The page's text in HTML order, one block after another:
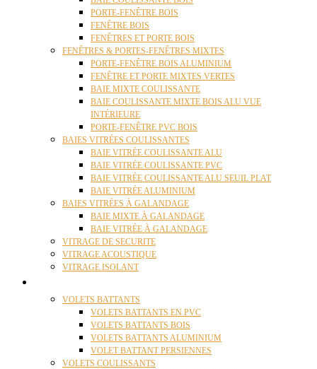
PORTE-FENÊTRE BOIS
FENÊTRE BOIS
FENÊTRES ET PORTE BOIS
FENÊTRES & PORTES-FENÊTRES MIXTES
PORTE-FENÊTRE BOIS ALUMINIUM
FENÊTRE ET PORTE MIXTES VERTES
BAIE MIXTE COULISSANTE
BAIE COULISSANTE MIXTE BOIS ALU VUE
INTÉRIEURE
PORTE-FENÊTRE PVC BOIS
BAIES VITRÉES COULISSANTES
BAIE VITRÉE COULISSANTE ALU
BAIE VITRÉE COULISSANTE PVC
BAIE VITRÉE COULISSANTE ALU SEUIL PLAT
BAIE VITRÉE ALUMINIUM
BAIES VITRÉES À GALANDAGE
BAIE MIXTE À GALANDAGE
BAIE VITRÉE À GALANDAGE
VITRAGE DE SECURITE
VITRAGE ACOUSTIQUE
VITRAGE ISOLANT
VOLETS BATTANTS
VOLETS BATTANTS EN PVC
VOLETS BATTANTS BOIS
VOLETS BATTANTS ALUMINIUM
VOLET BATTANT PERSIENNES
VOLETS COULISSANTS